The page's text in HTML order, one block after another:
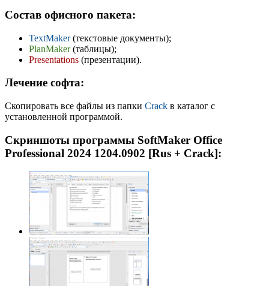
Состав офисного пакета:
TextMaker(текстовые документы);
PlanMaker(таблицы);
Presentations (презентации).
Лечение софта:
Скопировать все файлы из папки Crack в каталог с
установленной программой.
Скриншоты программы SoftMaker Office
Professional 2024 1204.0902 [Rus + Crack]: